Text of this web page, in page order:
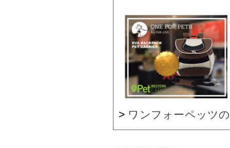
> ワンフォーペッツ